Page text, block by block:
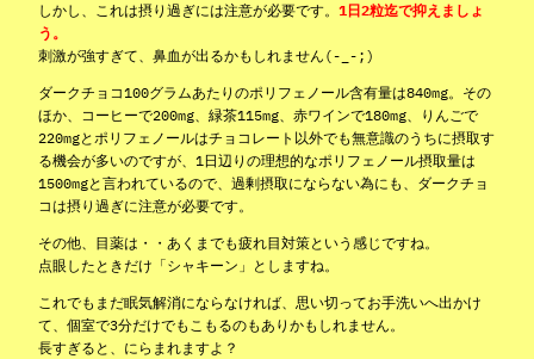
しかし、これは摂り過ぎには注意が必要です。 1日2粒迄で抑えましょ
う。
刺激が強すぎて、鼻血が出るかもしれません(-_-;)
ダークチョコ100グラムあたりのポリフェノール含有量は840mg。その
ほか、コーヒーで200mg、緑茶115mg、赤ワインで180mg、りんごで
220mgとポリフェノールはチョコレート以外でも無意識のうちに摂取す
る機会が多いのですが、1日辺りの理想的なポリフェノール摂取量は
1500mgと言われているので、過剰摂取にならない為にも、ダークチョ
コは摂り過ぎに注意が必要です。
その他、目薬は・・あくまでも疲れ目対策という感じですね。
点眼したときだけ「シャキーン」としますね。
これでもまだ眠気解消にならなければ、思い切ってお手洗いへ出かけ
て、個室で3分だけでもこもるのもありかもしれません。
長すぎると、にらまれますよ？